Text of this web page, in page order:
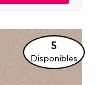
5
Disponibles